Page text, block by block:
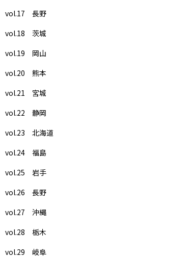
vol.17 長野
vol.18 茨城
vol.19 岡山
vol.20 熊本
vol.21 宮城
vol.22 静岡
vol.23 北海道
vol.24 福島
vol.25 岩手
vol.26 長野
vol.27 沖縄
vol.28 栃木
vol.29 岐阜